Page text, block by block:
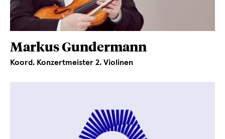
Markus Gundermann
Koord. Konzertmeister 2. Violinen